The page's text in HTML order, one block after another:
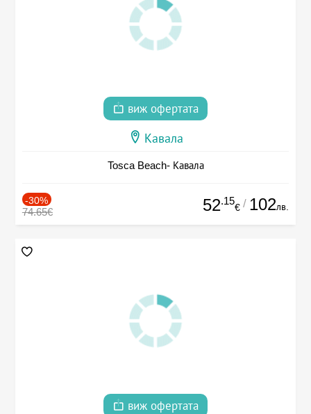
виж офертата
Кавала
Tosca Beach- Кавала
-30%
74.65€ 52.15
€ / 102лв.
виж офертата